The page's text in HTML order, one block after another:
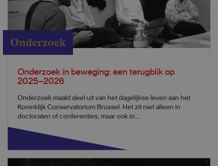
Onderzoek
Onderzoek in beweging: een terugblik op
2025–2026
Onderzoek maakt deel uit van het dagelijkse leven aan het
Koninklijk Conservatorium Brussel. Het zit niet alleen in
doctoraten of conferenties, maar ook in....